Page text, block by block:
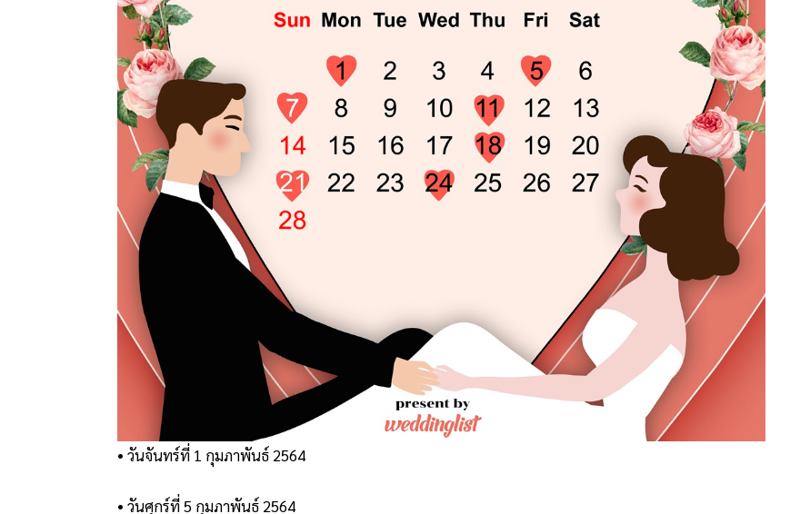
• วันจันทร์ที่ 1 กุมภาพันธ์ 2564
• วันศุกร์ที่ 5 กุมภาพันธ์ 2564